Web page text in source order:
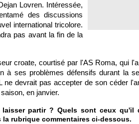
Lovren. Intéressée,
des discussions
international tricolore.
pas avant la fin de la
croate, courtisé par l'AS Roma, qui
à ses problèmes défensifs durant la
ne devrait pas accepter de son céder
en janvier.
partir ? Quels sont ceux qu'il
la rubrique commentaires ci-dessous.